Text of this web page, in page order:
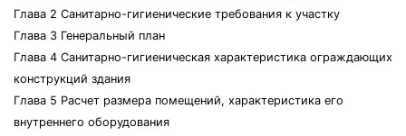
Глава 2 Санитарно-гигиенические требования к участку
Глава 3 Генеральный план
Глава 4 Санитарно-гигиеническая характеристика ограждающих
конструкций здания
Глава 5 Расчет размера помещений, характеристика его
внутреннего оборудования